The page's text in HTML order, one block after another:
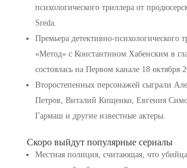
психологического триллера от
Sreda.
Премьера детективно-психологического
«Метод» с Константином Хабенским в
состоялась на Первом канале 18 октября
Второстепенных персонажей сыграли
Петров, Виталий Кищенко, Евгения
Гармаш и другие известные актеры.
Скоро выйдут популярные сериалы
Местная полиция, считающая, что